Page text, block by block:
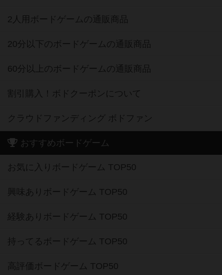
2人用ボードゲームの通販商品
20分以下のボードゲームの通販商品
60分以上のボードゲームの通販商品
割引購入！ボドクーポンについて
クラウドファンディング ボドファン
おすすめボードゲーム
お気に入りボードゲーム TOP50
興味ありボードゲーム TOP50
経験ありボードゲーム TOP50
持ってるボードゲーム TOP50
高評価ボードゲーム TOP50